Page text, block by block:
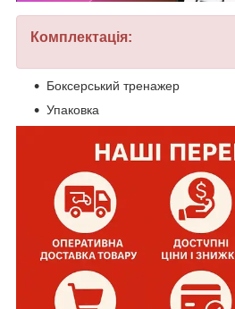
Комплектація:
Боксерський тренажер
Упаковка